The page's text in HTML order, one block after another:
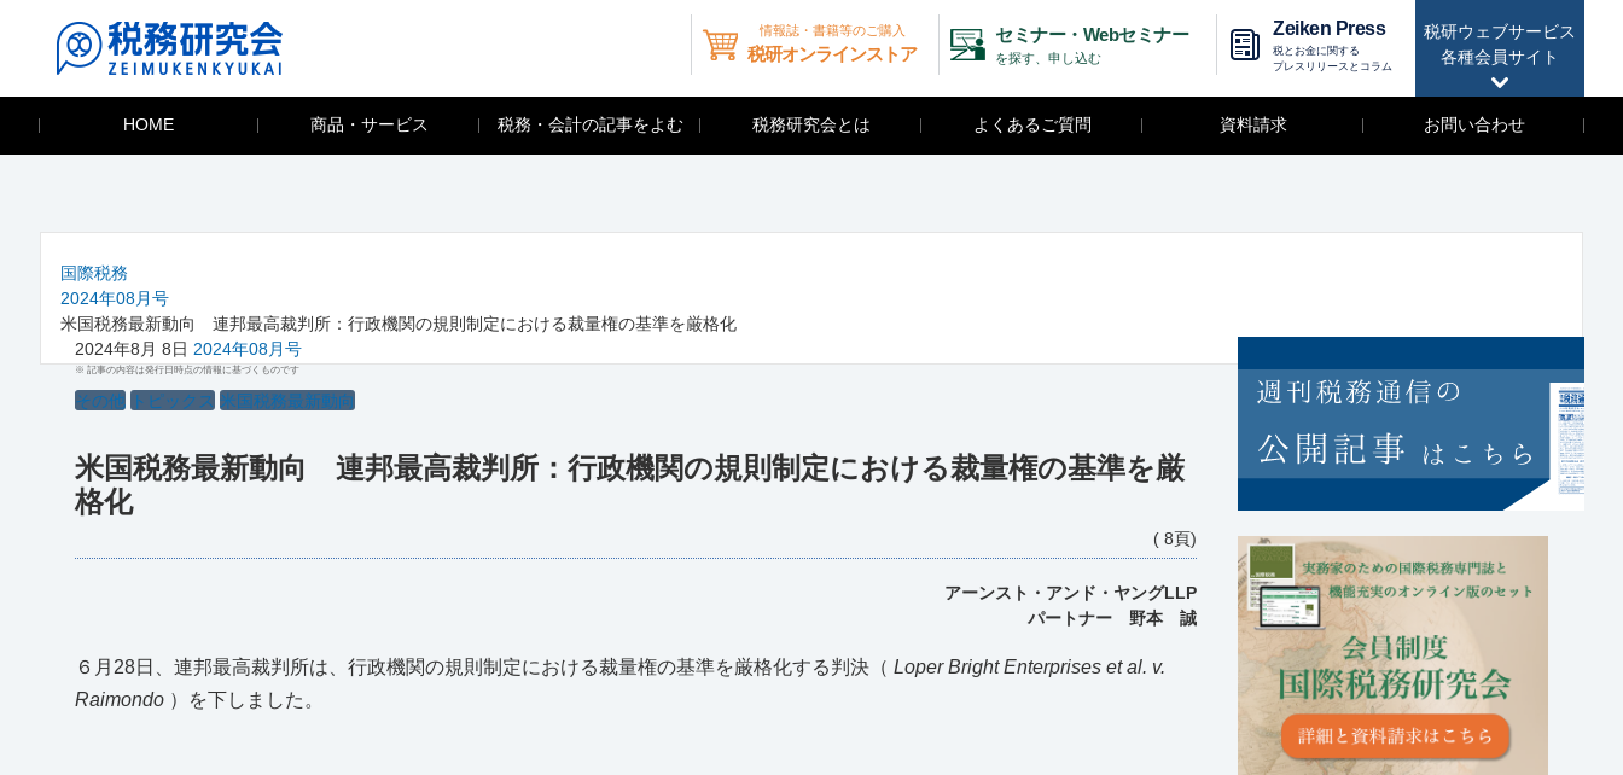
税研ウェブサービス
各種会員サイト
情報誌・書籍等のご購入
税研オンラインストア
セミナー・Webセミナー
を探す、申し込む
Zeiken Press
税とお金に関する
プレスリリースとコラム
HOME 商品・サービス 税務・会計の記事をよむ 税務研究会とは よくあるご質問 資料請求 お問い合わせ
国際税務
2024年08月号
米国税務最新動向 連邦最高裁判所：行政機関の規則制定における裁量権の基準を厳格化
2024年8月 8日 2024年08月号
※ 記事の内容は発行日時点の情報に基づくものです
その他 トピックス 米国税務最新動向
米国税務最新動向 連邦最高裁判所：行政機関の規則制定における裁量権の基準を厳
格化
( 8頁)
アーンスト・アンド・ヤングLLP
パートナー 野本 誠
６月28日、連邦最高裁判所は、行政機関の規則制定における裁量権の基準を厳格化する判決（Loper Bright Enterprises et al. v.
Raimondo ）を下しました。